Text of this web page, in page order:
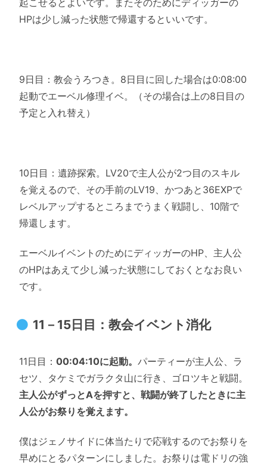
起こせるとよいです。またそのためにディッガーの
HPは少し減った状態で帰還するといいです。
9日目：教会うろつき。8日目に回した場合は0:08:00
起動でエーベル修理イベ。（その場合は上の8日目の
予定と入れ替え）
10日目：遺跡探索。LV20で主人公が2つ目のスキル
を覚えるので、その手前のLV19、かつあと36EXPで
レベルアップするところまでうまく戦闘し、10階で
帰還します。
エーベルイベントのためにディッガーのHP、主人公
のHPはあえて少し減った状態にしておくとなお良い
です。
11－15日目：教会イベント消化
11日目： 00:04:10に起動。 パーティーが主人公、ラ
セツ、タケミでガラクタ山に行き、ゴロツキと戦闘。
主人公がずっとAを押すと、戦闘が終了したときに主
人公がお祭りを覚えます。
僕はジェノサイドに体当たりで応戦するのでお祭りを
早めにとるパターンにしました。お祭りは電ドリの強